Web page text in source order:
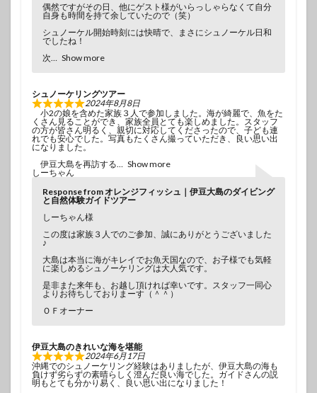
偶然ですがその日、他にゲスト様がいらっしゃらなくて自分
自身も時間を持て余していたので（笑）
シュノーケル開始時刻には快晴で、まさにシュノーケル日和
でしたね！
次
Show more
シュノーケリングツアー
2024年8月8日
小2の娘を含めた家族３人で参加しました。海が綺麗で、魚をた
くさん見ることができ、家族全員とても楽しめました。スタッフ
の方が皆さん明るく、親切に対応してくださったので、子ども連
れでも安心でした。写真もたくさん撮っていただき、良い思い出
になりました。
伊豆大島を再訪する
Show more
しーちゃん
Response from オレンジフィッシュ｜伊豆大島のダイビング
と自然体験ガイドツアー
しーちゃん様
この度は家族３人でのご参加、誠にありがとうございました
♪
大島は本当に海がキレイでお魚天国なので、お子様でも気軽
に楽しめるシュノーケリングは大人気です。
是非また来年も、お越し頂ければ幸いです。スタッフ一同心
よりお待ちしておりまーす（＾＾）
ＯＦオーナー
伊豆大島のきれいな海を堪能
2024年6月17日
沖縄でのシュノーケリング経験はありましたが、伊豆大島の海も
負けず劣らずの素晴らしく澄んだ良い海でした。ガイドさんの説
明もとても分かり易く、良い思い出になりました！